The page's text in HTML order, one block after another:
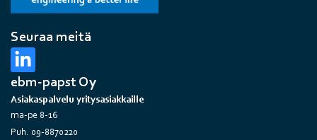
Seuraa meitä
ebm-papst Oy
Asiakaspalvelu yritysasiakkaille
ma-pe 8-16
Puh. 09-8870220